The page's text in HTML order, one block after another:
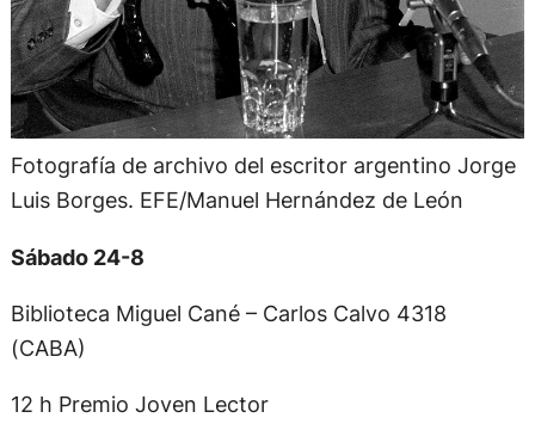
Fotografía de archivo del escritor argentino Jorge
Luis Borges. EFE/Manuel Hernández de León
Sábado 24-8
Biblioteca Miguel Cané – Carlos Calvo 4318
(CABA)
12 h Premio Joven Lector